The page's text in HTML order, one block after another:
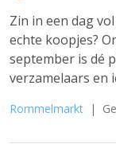
Zin in een dag
echte koopjes?
september is dé
verzamelaars en
Rommelmarkt |